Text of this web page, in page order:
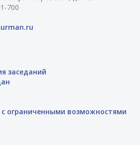
700
заседаний
ограниченными возможностями